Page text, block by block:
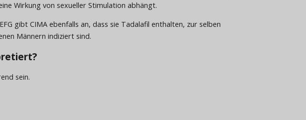
Wirkung von sexueller Stimulation abhängt.
gibt CIMA ebenfalls an, dass sie Tadalafil enthalten, zur selben
Männern indiziert sind.
sein.